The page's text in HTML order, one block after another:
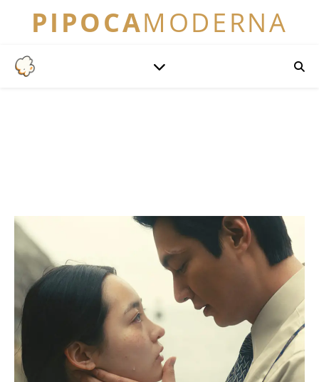
PIPOCAMODERNA